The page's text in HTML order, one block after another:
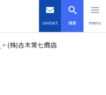
contact 検索 menu
(株)古木常七商店